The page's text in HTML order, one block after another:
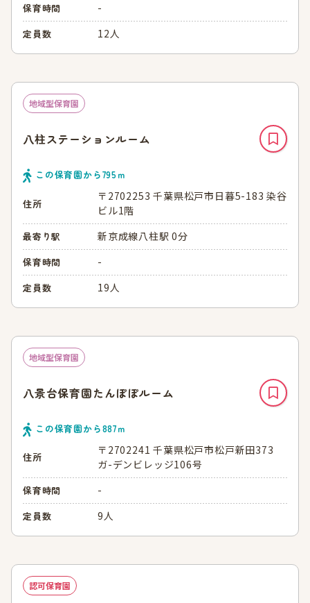
保育時間 -
定員数 12人
地域型保育園
八柱ステーションルーム
この保育園から795ｍ
住所
〒2702253 千葉県松戸市日暮5-183 染谷
ビル1階
最寄り駅 新京成線八柱駅 0分
保育時間 -
定員数 19人
地域型保育園
八景台保育園たんぽぽルーム
この保育園から887ｍ
住所
〒2702241 千葉県松戸市松戸新田373
ガ-デンビレッジ106号
保育時間 -
定員数 9人
認可保育園